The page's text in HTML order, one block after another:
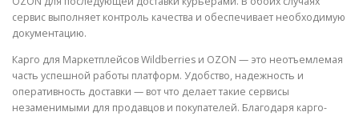
сервис выполняет контроль качества и обеспечивает необходимую
документацию.
Карго для Маркетплейсов Wildberries и OZON — это неотъемлемая
часть успешной работы платформ. Удобство, надежность и
оперативность доставки — вот что делает такие сервисы
незаменимыми для продавцов и покупателей. Благодаря карго-